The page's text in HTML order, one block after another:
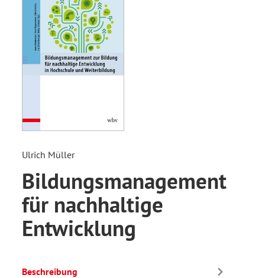
Ulrich Müller
Bildungsmanagement
für nachhaltige
Entwicklung
Beschreibung